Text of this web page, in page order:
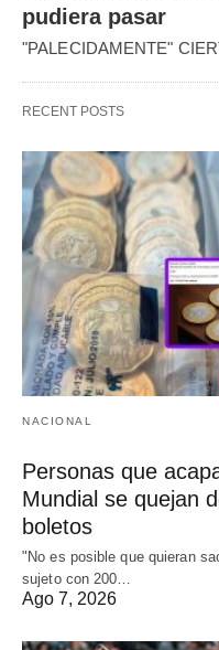
pudiera pasar
"PALECIDAMENTE"
RECENT POSTS
NACIONAL
Personas que
Mundial se quejan
boletos
"No es posible que quieran
sujeto con 200…
Ago 7, 2026